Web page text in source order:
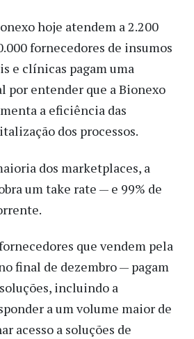
hoje atendem a 2.200
fornecedores de insumos
e clínicas pagam uma
por entender que a Bionexo
a eficiência das
dos processos.
dos marketplaces, a
um take rate — e 99% de
que vendem pela
final de dezembro — pagam
incluindo a
a um volume maior de
acesso a soluções de